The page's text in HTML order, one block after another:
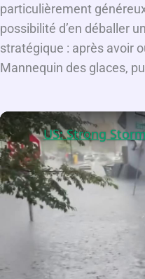
particulièrement
possibilité d’en déballer
stratégique : après avoir
Mannequin des glaces,